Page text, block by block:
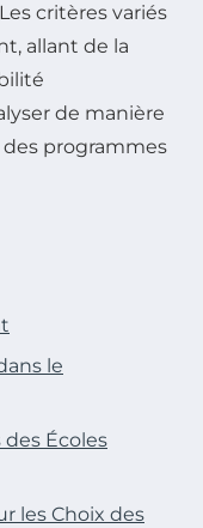
critères variés
allant de la
de manière
programmes
le
Écoles
les Choix des